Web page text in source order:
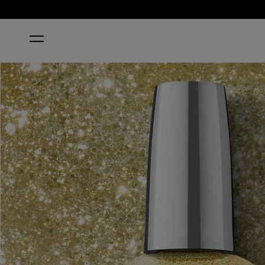
HOME SUGARLIPS ON MY TIPS